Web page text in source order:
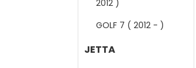
2012 )
GOLF 7 ( 2012 - )
JETTA